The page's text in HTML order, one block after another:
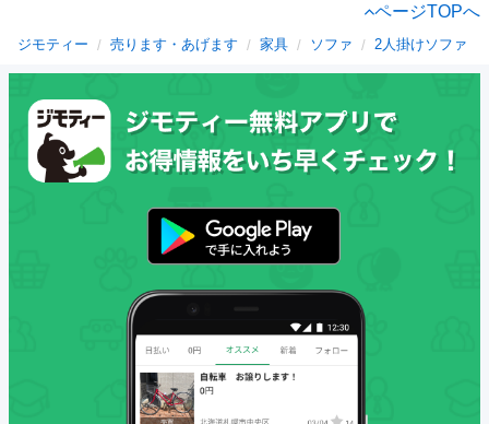
ページTOPへ
ジモティー 売ります・あげます 家具 ソファ 2人掛けソファ